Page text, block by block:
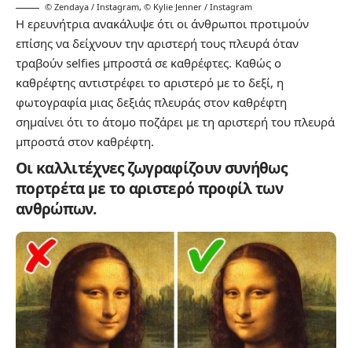
© Zendaya / Instagram, © Kylie Jenner / Instagram
Η ερευνήτρια ανακάλυψε ότι οι άνθρωποι προτιμούν
επίσης να δείχνουν την αριστερή τους πλευρά όταν
τραβούν selfies μπροστά σε καθρέφτες. Καθώς ο
καθρέφτης αντιστρέφει το αριστερό με το δεξί, η
φωτογραφία μιας δεξιάς πλευράς στον καθρέφτη
σημαίνει ότι το άτομο ποζάρει με τη αριστερή του πλευρά
μπροστά στον καθρέφτη.
Οι καλλιτέχνες ζωγραφίζουν συνήθως
πορτρέτα με το αριστερό προφίλ των
ανθρώπων.